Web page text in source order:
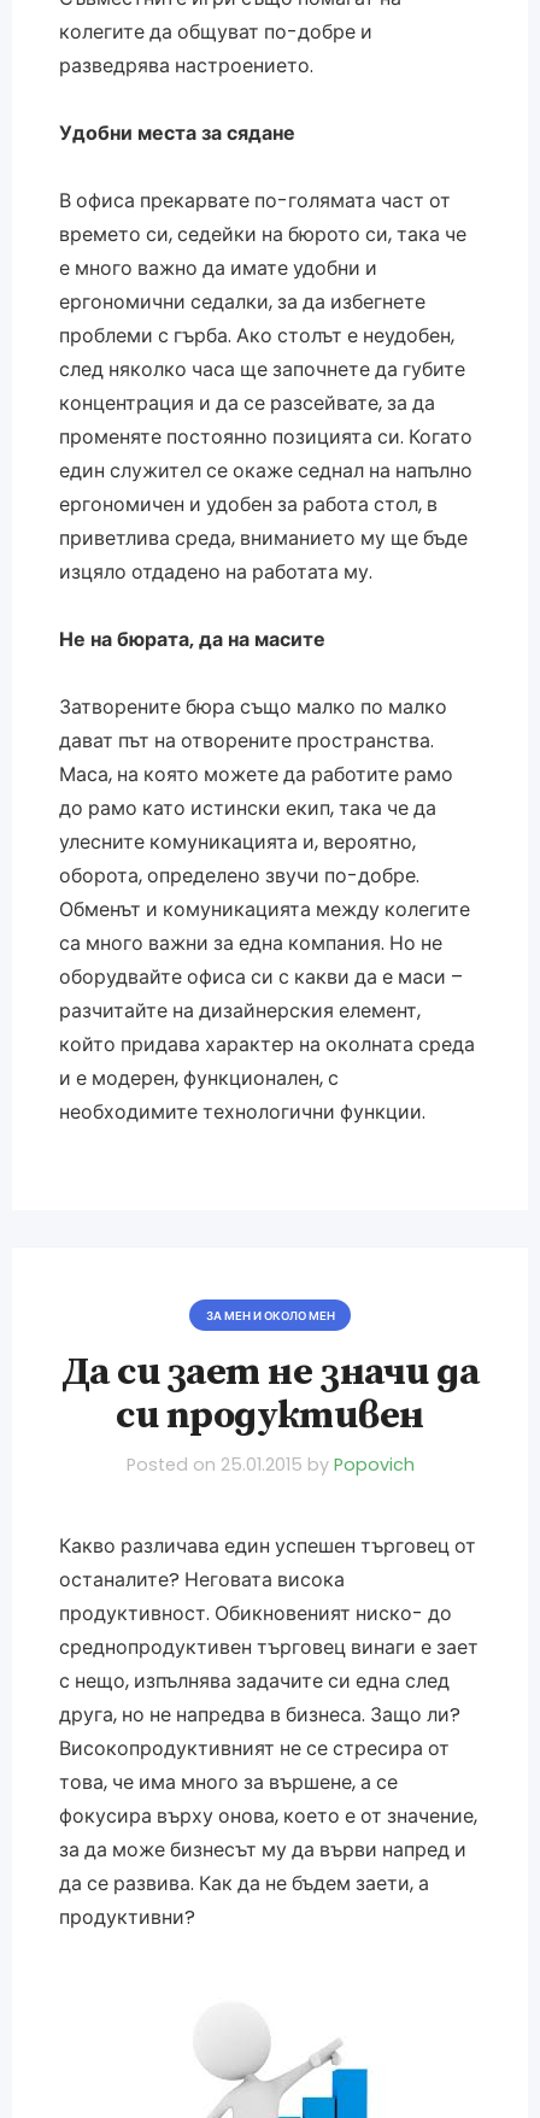
колегите да общуват по-добре и
разведрява настроението.
Удобни места за сядане
В офиса прекарвате по-голямата част от
времето си, седейки на бюрото си, така че
е много важно да имате удобни и
ергономични седалки, за да избегнете
проблеми с гърба. Ако столът е неудобен,
след няколко часа ще започнете да губите
концентрация и да се разсейвате, за да
променяте постоянно позицията си. Когато
един служител се окаже седнал на напълно
ергономичен и удобен за работа стол, в
приветлива среда, вниманието му ще бъде
изцяло отдадено на работата му.
Не на бюрата, да на масите
Затворените бюра също малко по малко
дават път на отворените пространства.
Маса, на която можете да работите рамо
до рамо като истински екип, така че да
улесните комуникацията и, вероятно,
оборота, определено звучи по-добре.
Обменът и комуникацията между колегите
са много важни за една компания. Но не
оборудвайте офиса си с какви да е маси –
разчитайте на дизайнерския елемент,
който придава характер на околната среда
и е модерен, функционален, с
необходимите технологични функции.
ЗА МЕН И ОКОЛО МЕН
Да си зает не значи да
си продуктивен
Posted on 25.01.2015 by Popovich
Какво различава един успешен търговец от
останалите? Неговата висока
продуктивност. Обикновеният ниско- до
среднопродуктивен търговец винаги е зает
с нещо, изпълнява задачите си една след
друга, но не напредва в бизнеса. Защо ли?
Високопродуктивният не се стресира от
това, че има много за вършене, а се
фокусира върху онова, което е от значение,
за да може бизнесът му да върви напред и
да се развива. Как да не бъдем заети, а
продуктивни?